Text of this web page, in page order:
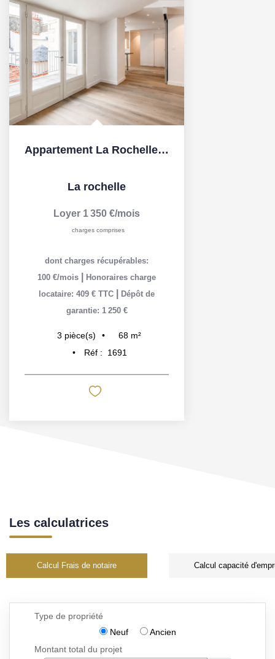
Appartement La Rochelle 3 pièce(s) 68.10 m2
La rochelle
Loyer 1 350 €/mois
charges comprises
dont charges récupérables:
100 €/mois
Honoraires charge
locataire: 409 € TTC
Dépôt de
garantie: 1 250 €
3 pièce(s) 68 m²
Réf :
1691
Les calculatrices
Calcul Frais de notaire Calcul capacité